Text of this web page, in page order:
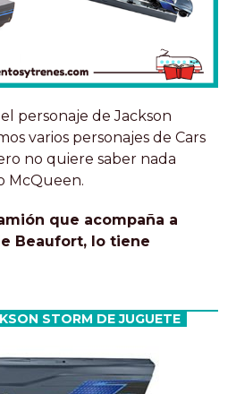
personaje de Jackson
varios personajes de Cars
no quiere saber nada
McQueen.
que acompaña a
Beaufort, lo tiene
STORM DE JUGUETE